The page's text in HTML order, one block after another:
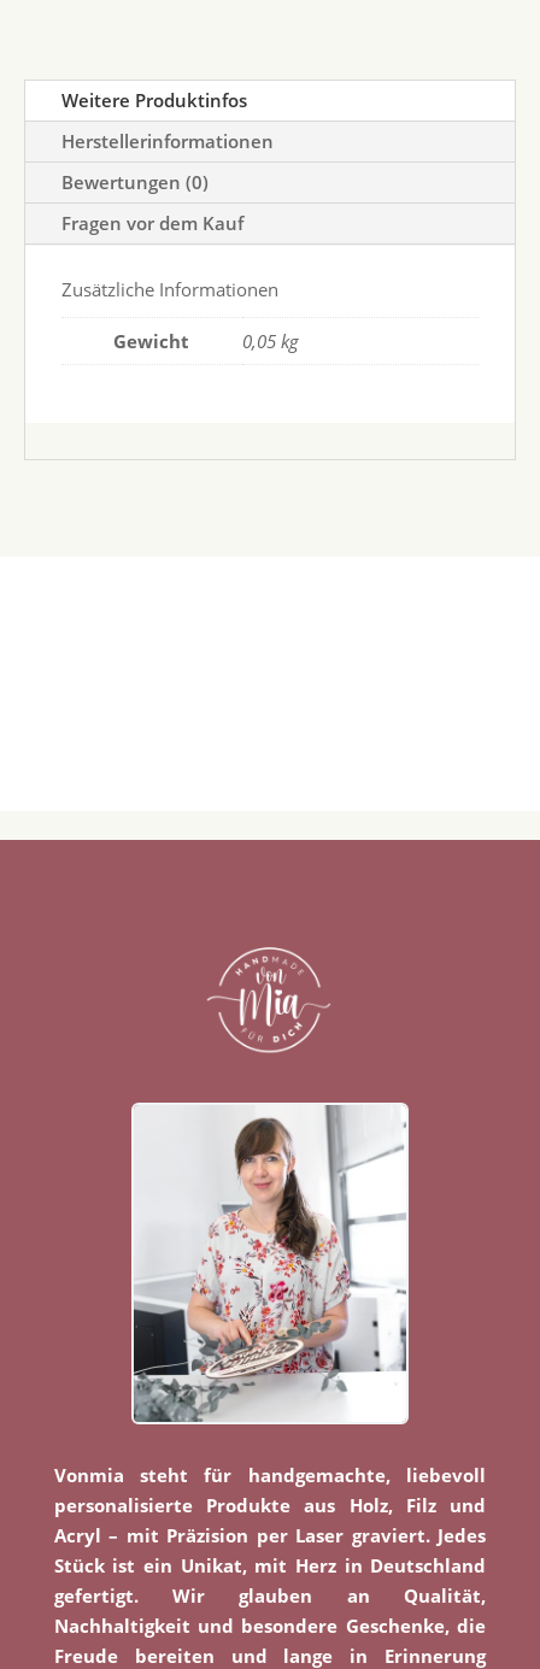
Weitere Produktinfos
Herstellerinformationen
Bewertungen (0)
Fragen vor dem Kauf
Zusätzliche Informationen
Gewicht 0,05 kg
Vonmia steht für handgemachte, liebevoll
personalisierte Produkte aus Holz, Filz und
Acryl – mit Präzision per Laser graviert. Jedes
Stück ist ein Unikat, mit Herz in Deutschland
gefertigt. Wir glauben an Qualität,
Nachhaltigkeit und besondere Geschenke, die
Freude bereiten und lange in Erinnerung